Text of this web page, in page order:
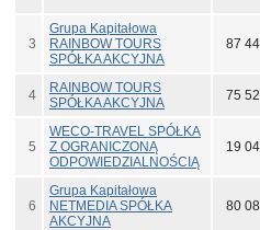
3
Grupa Kapitałowa
RAINBOW TOURS
SPÓŁKA AKCYJNA
87
4
RAINBOW TOURS
SPÓŁKA AKCYJNA
75
5
WECO-TRAVEL SPÓŁKA
Z OGRANICZONĄ
ODPOWIEDZIALNOŚCIĄ
19
6
Grupa Kapitałowa
NETMEDIA SPÓŁKA
AKCYJNA
80